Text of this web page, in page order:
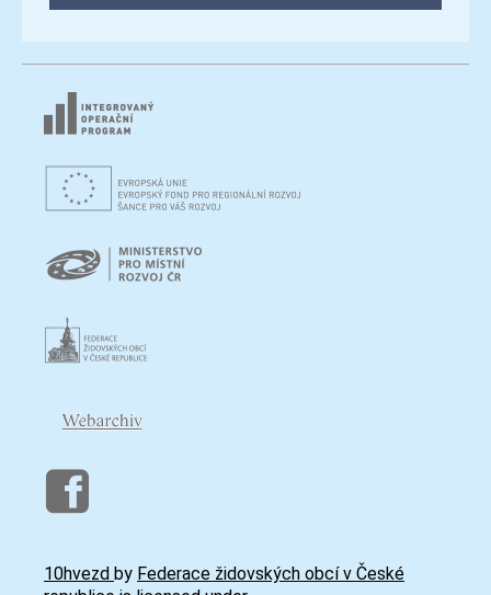
10hvezd by Federace židovských obcí v České